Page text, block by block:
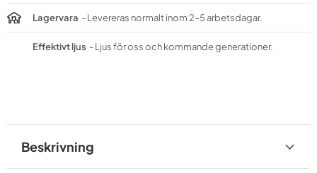
Lagervara - Levereras normalt inom 2–5 arbetsdagar.
Effektivt ljus - Ljus för oss och kommande generationer.
Beskrivning